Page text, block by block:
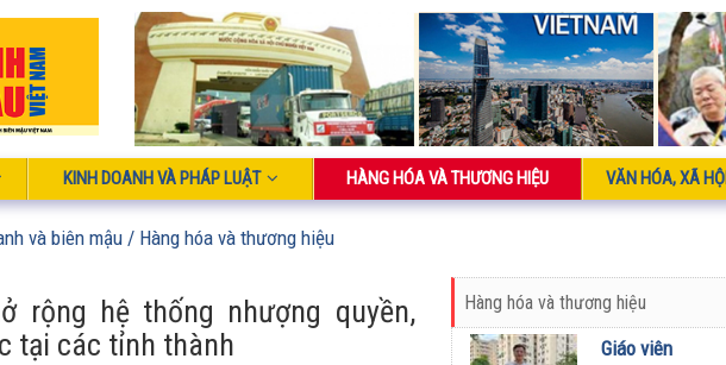
KINH DOANH VÀ PHÁP LUẬT HÀNG HÓA VÀ THƯƠNG HIỆU VĂN HÓA, XÃ HỘI
và biên mậu / Hàng hóa và thương hiệu
rộng hệ thống nhượng quyền,
tại các tỉnh thành
Hàng hóa và thương hiệu
Giáo viên